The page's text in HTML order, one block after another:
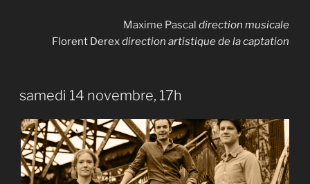
Maxime Pascal direction musicale
Florent Derexdirection artistique de la captation
samedi 14 novembre, 17h